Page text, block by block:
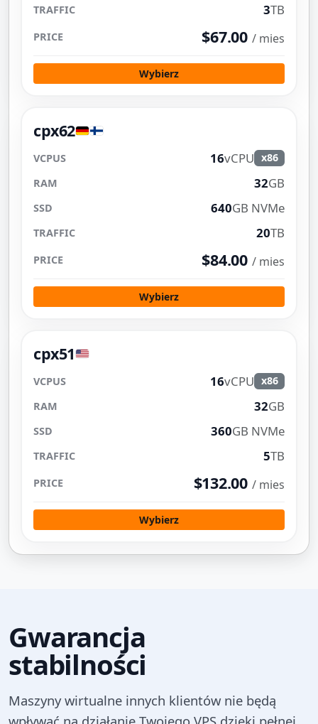
3TB
$67.00 / mies
Wybierz
cpx62
16vCPU x86
32GB
640GB NVMe
20TB
$84.00 / mies
Wybierz
cpx51
16vCPU x86
32GB
360GB NVMe
5TB
$132.00 / mies
Wybierz
Gwarancja
stabilności
Maszyny wirtualne innych klientów nie będą